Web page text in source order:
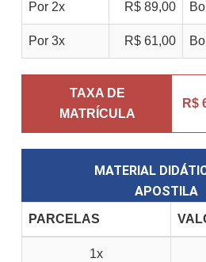
Por 2x R$ 89,00
Por 3x R$ 61,00
TAXA DE
MATRÍCULA
R$
MATERIAL
APOSTILA
PARCELAS
1x